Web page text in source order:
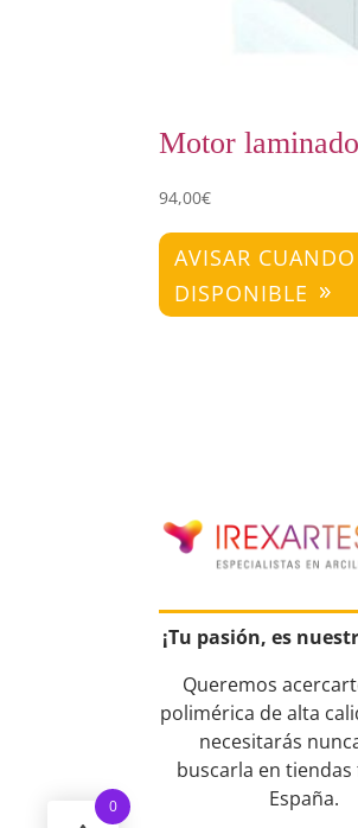
Motor
94,00€
AVISAR CUANDO
DISPONIBLE
¡Tu pasión, es
Queremos
polimérica de alta
necesitarás
buscarla en
España.
0